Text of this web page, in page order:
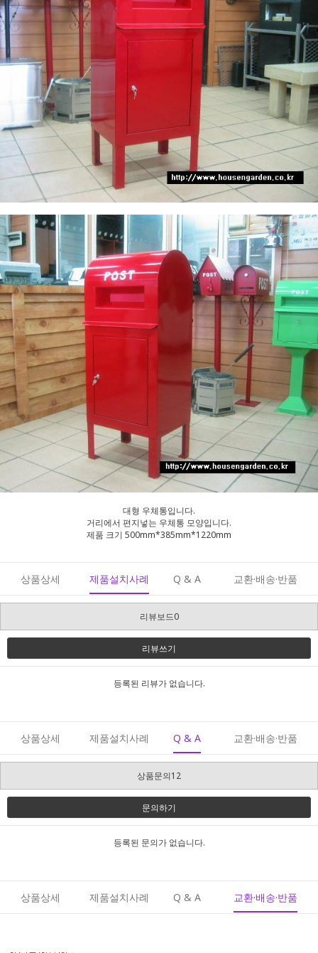
대형 우체통입니다.
거리에서 편지넣는 우체통 모양입니다.
제품 크기 500mm*385mm*1220mm
상품상세 제품설치사례 Q & A 교환·배송·반품
리뷰보드0
리뷰쓰기
등록된 리뷰가 없습니다.
상품상세 제품설치사례 Q & A 교환·배송·반품
상품문의12
문의하기
등록된 문의가 없습니다.
상품상세 제품설치사례 Q & A 교환·배송·반품